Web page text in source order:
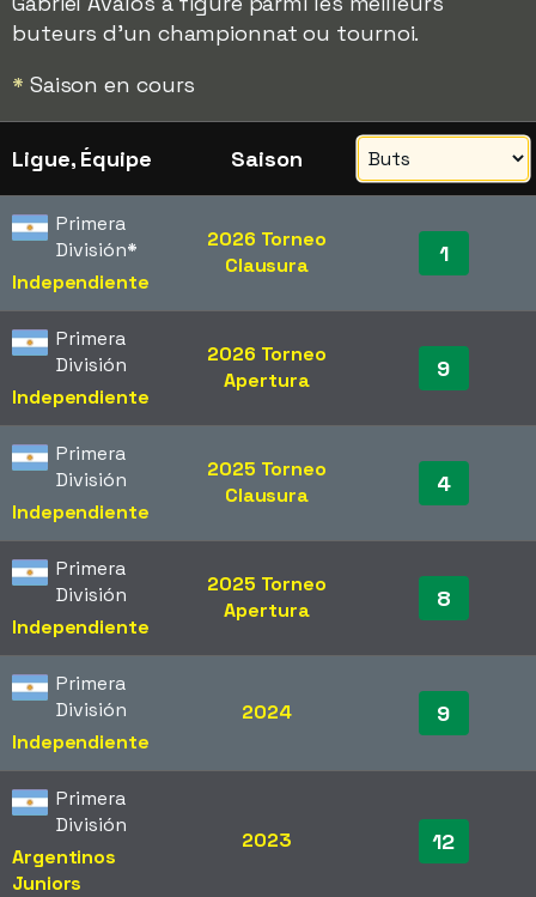
buteurs d'un championnat ou tournoi.
* Saison en cours
Ligue, Équipe Saison
Primera
División*
Independiente
2026 Torneo
Clausura
1
Primera
División
Independiente
2026 Torneo
Apertura
9
Primera
División
Independiente
2025 Torneo
Clausura
4
Primera
División
Independiente
2025 Torneo
Apertura
8
Primera
División
Independiente
2024 9
Primera
División
Argentinos
Juniors
2023 12